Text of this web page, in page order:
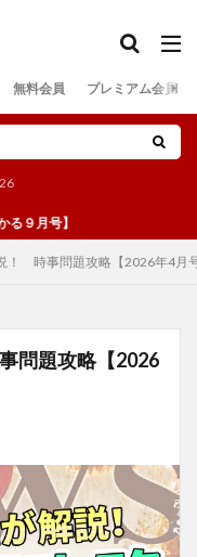
無料会員 プレミアム会員
号】
！ 時事問題攻略【2026年4月
問題攻略【2026